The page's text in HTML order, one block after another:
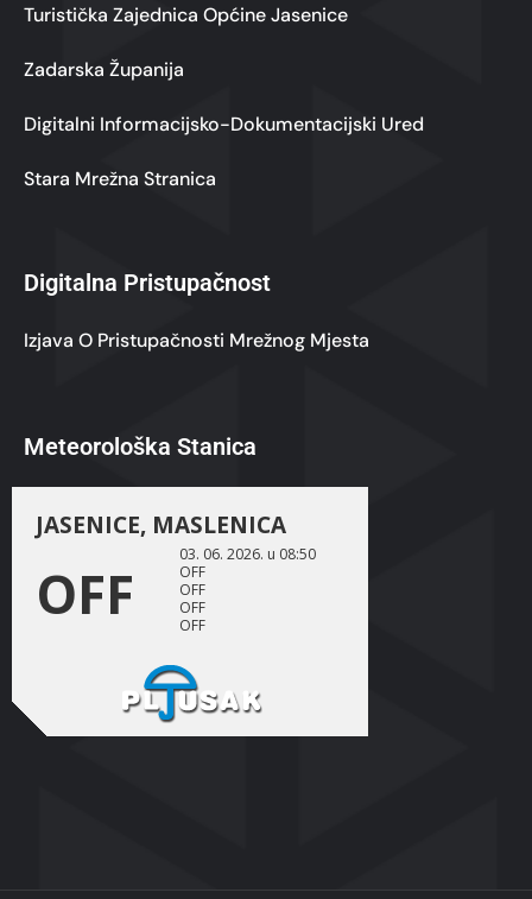
Turistička Zajednica Općine Jasenice
Zadarska Županija
Digitalni Informacijsko-Dokumentacijski Ured
Stara Mrežna Stranica
Digitalna Pristupačnost
Izjava O Pristupačnosti Mrežnog Mjesta
Meteorološka Stanica